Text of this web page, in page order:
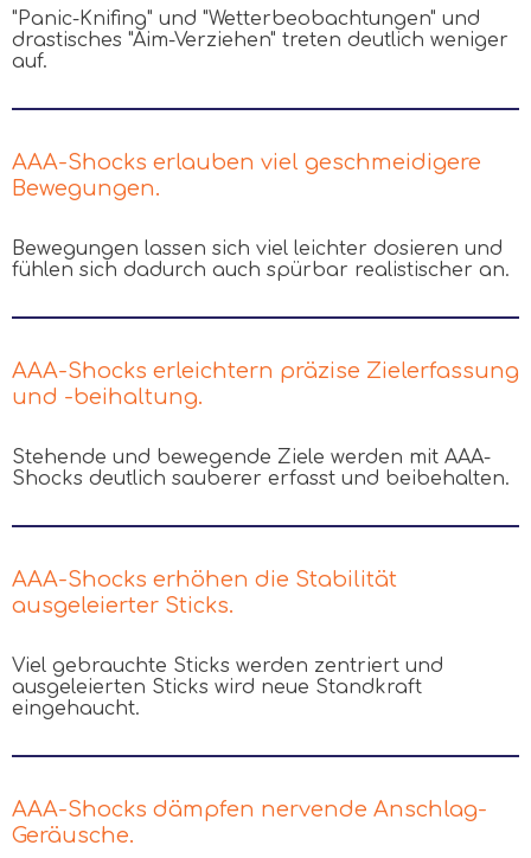
"Panic-Knifing" und "Wetterbeobachtungen" und
drastisches "Aim-Verziehen" treten deutlich weniger
auf.
AAA-Shocks erlauben viel geschmeidigere
Bewegungen.
Bewegungen lassen sich viel leichter dosieren und
fühlen sich dadurch auch spürbar realistischer an.
AAA-Shocks erleichtern präzise Zielerfassung
und -beihaltung.
Stehende und bewegende Ziele werden mit AAA-
Shocks deutlich sauberer erfasst und beibehalten.
AAA-Shocks erhöhen die Stabilität
ausgeleierter Sticks.
Viel gebrauchte Sticks werden zentriert und
ausgeleierten Sticks wird neue Standkraft
eingehaucht.
AAA-Shocks dämpfen nervende Anschlag-
Geräusche.